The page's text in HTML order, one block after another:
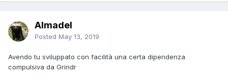
Almadel
Posted May 13, 2019
Avendo tu sviluppato con facilità una certa dipendenza
compulsiva da Grindr